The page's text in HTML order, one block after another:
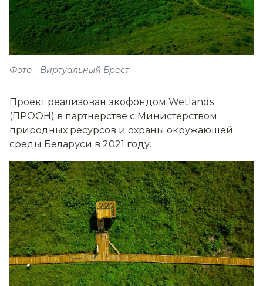
Фото - Виртуальный Брест
Проект реализован экофондом Wetlands
(ПРООН) в партнерстве с Министерством
природных ресурсов и охраны окружающей
среды Беларуси в 2021 году.